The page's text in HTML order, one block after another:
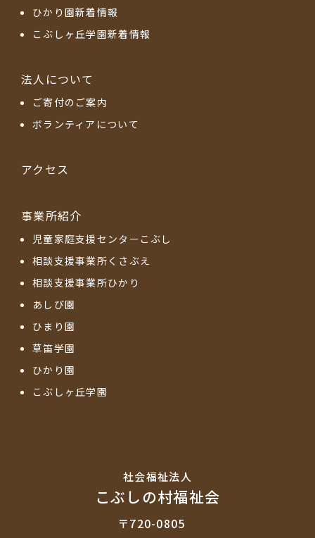
ひかり園新着情報
こぶしヶ丘学園新着情報
法人について
ご寄付のご案内
ボランティアについて
アクセス
事業所紹介
児童家庭支援センターこぶし
相談支援事業所くさぶえ
相談支援事業所ひかり
あしび園
ひまり園
草笛学園
ひかり園
こぶしヶ丘学園
社会福祉法⼈
こぶしの村福祉会
〒720-0805